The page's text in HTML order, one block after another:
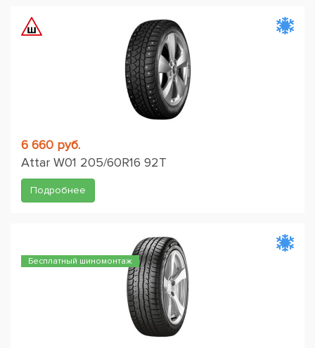
6 660 руб.
Attar W01 205/60R16 92T
Подробнее
Бесплатный шиномонтаж